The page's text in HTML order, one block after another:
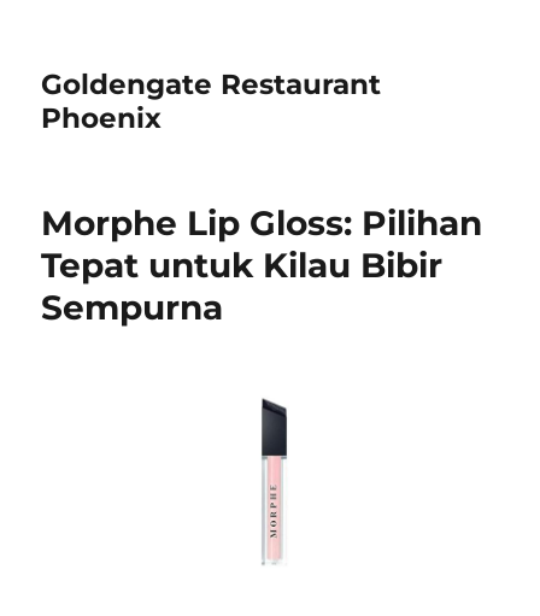
Goldengate Restaurant
Phoenix
Morphe Lip Gloss: Pilihan
Tepat untuk Kilau Bibir
Sempurna